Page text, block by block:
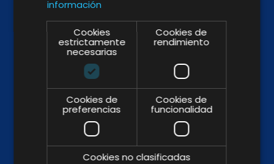
BROCHURE
ABOUT US
información
Cookies
estrictamente
necesarias
Cookies de
rendimiento
Cookies de
preferencias
Cookies de
funcionalidad
Cookies no clasificadas